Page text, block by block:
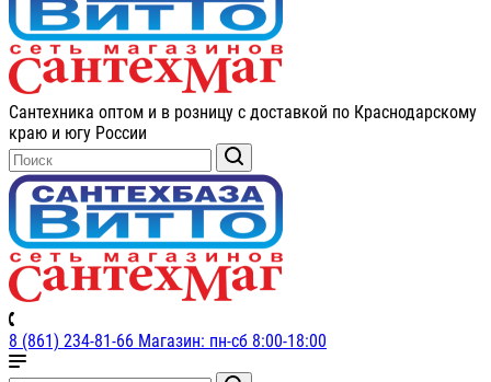
Сантехника оптом и в розницу с доставкой по Краснодарскому
краю и югу России
8 (861) 234-81-66 Магазин: пн-сб 8:00-18:00